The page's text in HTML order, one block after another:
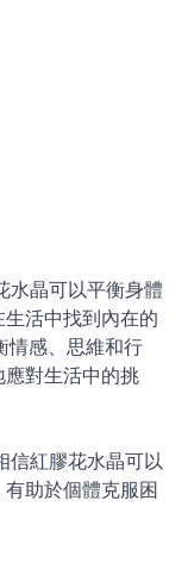
水晶可以平衡身體
活中找到內在的
情感、思維和行
對生活中的挑
信紅膠花水晶可以
助於個體克服困